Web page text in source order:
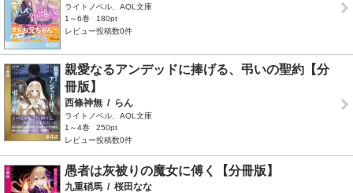
ライトノベル、AQL文庫
1～6巻
180pt
レビュー投稿数0件
親愛なるアンデッドに捧げる、弔いの聖約【分
冊版】
西條神無 / らん
ライトノベル、AQL文庫
1～4巻
250pt
レビュー投稿数0件
愚者は灰被りの魔女に傅く【分冊版】
九重硝馬 / 桜田なな